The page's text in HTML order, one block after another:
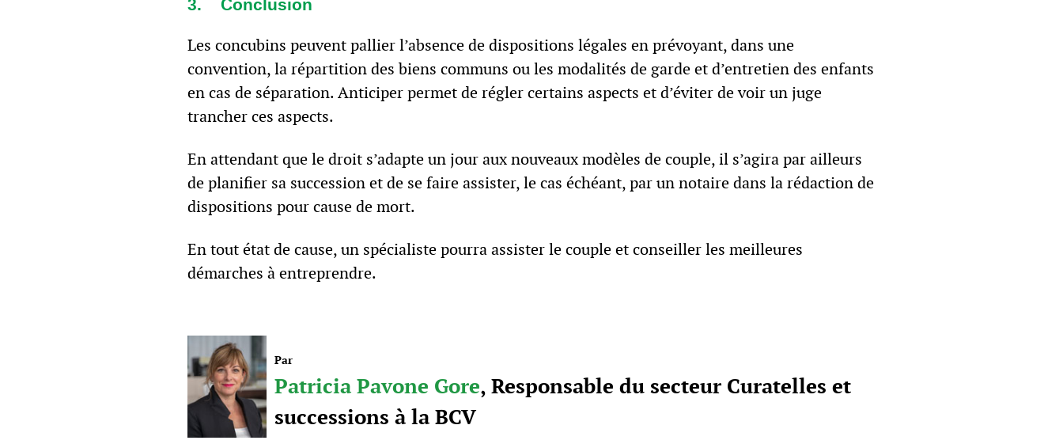
Les concubins peuvent pallier l’absence de dispositions légales en prévoyant, dans une
convention, la répartition des biens communs ou les modalités de garde et d’entretien des enfants
en cas de séparation. Anticiper permet de régler certains aspects et d’éviter de voir un juge
trancher ces aspects.
En attendant que le droit s’adapte un jour aux nouveaux modèles de couple, il s’agira par ailleurs
de planifier sa succession et de se faire assister, le cas échéant, par un notaire dans la rédaction de
dispositions pour cause de mort.
En tout état de cause, un spécialiste pourra assister le couple et conseiller les meilleures
démarches à entreprendre.
Par
Patricia Pavone Gore, Responsable du secteur Curatelles et
successions à la BCV